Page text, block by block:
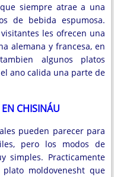
siempre atrae a una
de bebida espumosa.
les ofrecen una
alemana y francesa, en
algunos platos
ano calida una parte de
CHISINÁU
pueden parecer para
pero los modos de
simples. Practicamente
moldovenesht que